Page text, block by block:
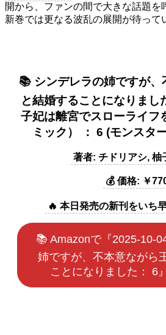
開から、ファンの間で大きな話題を
新巻では更なる波乱の展開が待って
📚 シンデレラの姉ですが
と結婚することになりまし
子妃は離宮でスローライフ
ミック） ： 6 (モンスタ
著者: チドリアシ, 柚
💰 価格: ￥
🔥 本日発売の新刊をいち
📚 Amazonで『2025-10-
姉ですが、不本意ながら
ことになりました： 6